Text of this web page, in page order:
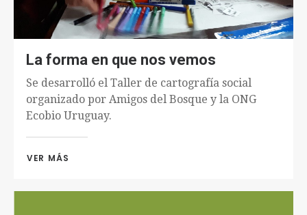
La forma en que nos vemos
Se desarrolló el Taller de cartografía social
organizado por Amigos del Bosque y la ONG
Ecobio Uruguay.
VER MÁS